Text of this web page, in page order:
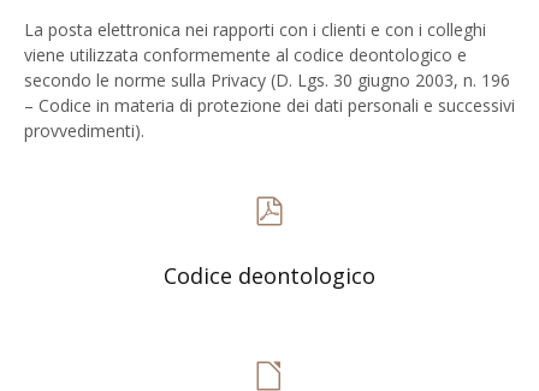
La posta elettronica nei rapporti con i clienti e con i colleghi
viene utilizzata conformemente al codice deontologico e
secondo le norme sulla Privacy (D. Lgs. 30 giugno 2003, n. 196
– Codice in materia di protezione dei dati personali e successivi
provvedimenti).
Codice deontologico